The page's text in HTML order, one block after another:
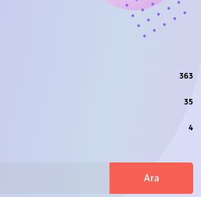
363
35
4